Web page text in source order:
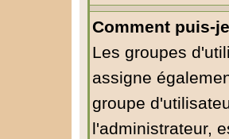
Comment puis-
Les groupes
assigne
groupe
l'administrateur,